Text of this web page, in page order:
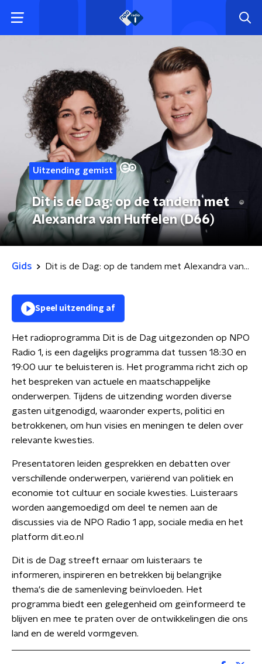
Uitzending gemist
Dit is de Dag: op de tandem met
Alexandra van Huffelen (D66)
Gids Dit is de Dag: op de tandem met Alexandra van Huffelen (D66)
Speel uitzending af
Het radioprogramma Dit is de Dag uitgezonden op NPO
Radio 1, is een dagelijks programma dat tussen 18:30 en
19:00 uur te beluisteren is. Het programma richt zich op
het bespreken van actuele en maatschappelijke
onderwerpen. Tijdens de uitzending worden diverse
gasten uitgenodigd, waaronder experts, politici en
betrokkenen, om hun visies en meningen te delen over
relevante kwesties.
Presentatoren leiden gesprekken en debatten over
verschillende onderwerpen, variërend van politiek en
economie tot cultuur en sociale kwesties. Luisteraars
worden aangemoedigd om deel te nemen aan de
discussies via de NPO Radio 1 app, sociale media en het
platform dit.eo.nl
Dit is de Dag streeft ernaar om luisteraars te
informeren, inspireren en betrekken bij belangrijke
thema's die de samenleving beïnvloeden. Het
programma biedt een gelegenheid om geïnformeerd te
blijven en mee te praten over de ontwikkelingen die ons
land en de wereld vormgeven.